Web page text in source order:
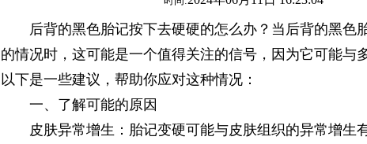
后背的黑色胎记按下去硬硬的怎么办？当后背的黑色
的情况时，这可能是一个值得关注的信号，因为它可能与
以下是一些建议，帮助你应对这种情况：
一、了解可能的原因
皮肤异常增生：胎记变硬可能与皮肤组织的异常增生